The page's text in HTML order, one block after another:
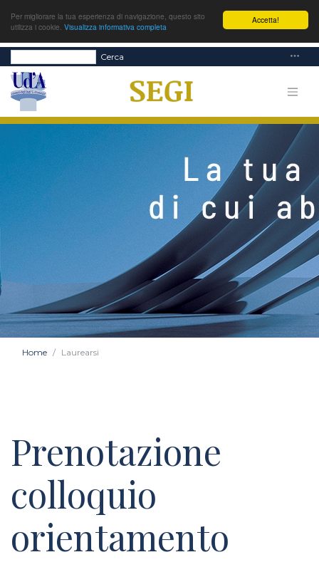
Accetta!
Per migliorare la tua esperienza di navigazione, questo sito
utilizza i cookie. Visualizza informativa completa
Cerca
Home Laurearsi
Prenotazione
colloquio
orientamento